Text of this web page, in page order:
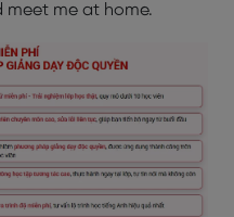
meet me at home.